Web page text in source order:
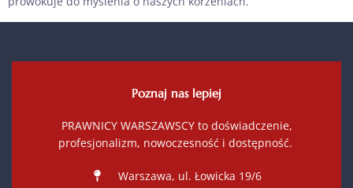
Poznaj nas lepiej
PRAWNICY WARSZAWSCY to doświadczenie,
profesjonalizm, nowoczesność i dostępność.
Warszawa, ul. Łowicka 19/6